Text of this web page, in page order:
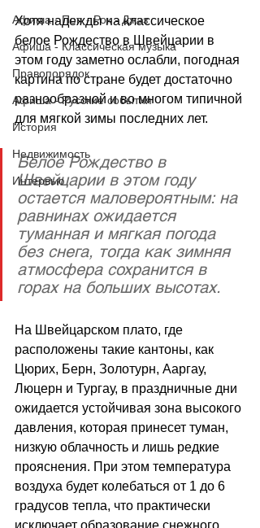
Афиша - Поп - Рок - Джаз
Афиша - Классическая музыка
Правопорядок
Афиша - Русские события
История
Недвижимость
Интервью
Хотя надежды на классическое
белое Рождество в Швейцарии в
этом году заметно ослабли, погодная
картина по стране будет достаточно
разнообразной и во многом типичной
для мягкой зимы последних лет.
Белое Рождество в
Швейцарии в этом году
остается маловероятным: на
равнинах ожидается
туманная и мягкая погода
без снега, тогда как зимняя
атмосфера сохранится в
горах на больших высотах.
На Швейцарском плато, где
расположены такие кантоны, как
Цюрих, Берн, Золотурн, Ааргау,
Люцерн и Тургау, в праздничные дни
ожидается устойчивая зона высокого
давления, которая принесет туман,
низкую облачность и лишь редкие
прояснения. При этом температура
воздуха будет колебаться от 1 до 6
градусов тепла, что практически
исключает образование снежного